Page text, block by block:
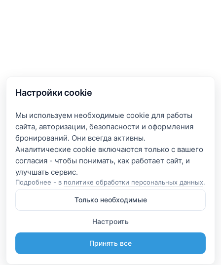
Настройки cookie
Мы используем необходимые cookie для работы
сайта, авторизации, безопасности и оформления
бронирований. Они всегда активны.
Аналитические cookie включаются только с вашего
согласия - чтобы понимать, как работает сайт, и
Подробнее - в политике обработки персональных данных.
Только необходимые
Настроить
Принять все